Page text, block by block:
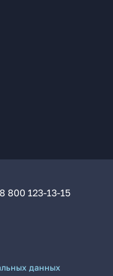
8 800 123-13-15
данных